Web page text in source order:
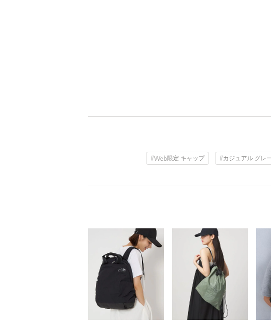
#Web限定 キャップ #カジュアル グレ